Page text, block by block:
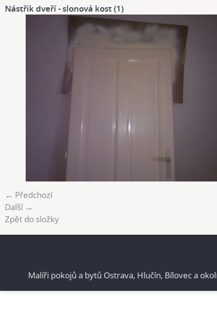
Nástřik dveří - slonová kost (1)
← Předchozí
Další →
Zpět do složky
Malíři pokojů a bytů Ostrava, Hlučín, Bílovec a